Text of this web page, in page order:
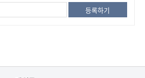
공주고앞 주차장
정안면 주차장